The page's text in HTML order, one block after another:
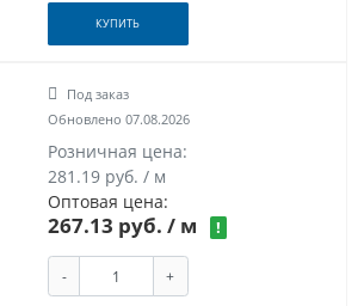
КУПИТЬ
Под заказ
Обновлено 07.08.2026
Розничная цена:
281.19 руб. / м
Оптовая цена:
267.13 руб./ м !
- +